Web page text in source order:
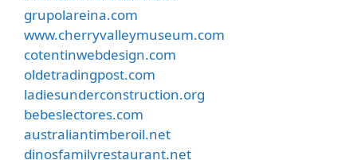
grupolareina.com
www.cherryvalleymuseum.com
cotentinwebdesign.com
oldetradingpost.com
ladiesunderconstruction.org
bebeslectores.com
australiantimberoil.net
dinosfamilyrestaurant.net